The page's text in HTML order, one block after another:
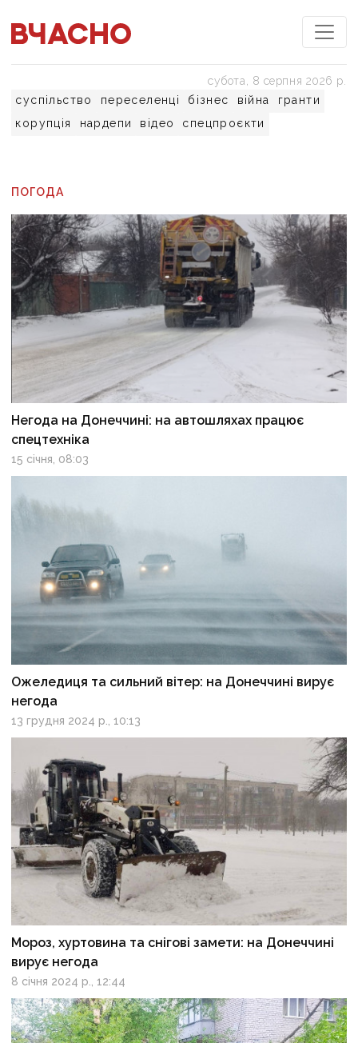
суспільство переселенці бізнес війна
гранти
корупція
нардепи відео спецпроєкти
субота, 8 серпня 2026 р.
ПОГОДА
Негода на Донеччині: на автошляхах працює
спецтехніка
15 січня, 08:03
Ожеледиця та сильний вітер: на Донеччині вирує
негода
13 грудня 2024 р., 10:13
Мороз, хуртовина та снігові замети: на Донеччині
вирує негода
8 січня 2024 р., 12:44